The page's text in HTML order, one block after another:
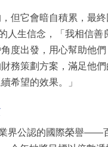
，但它會暗自積累，最
人生信念，「我相信善
度出發，用心幫助他
務策劃方案，滿足他
希望的效果。」
界公認的國際榮譽——